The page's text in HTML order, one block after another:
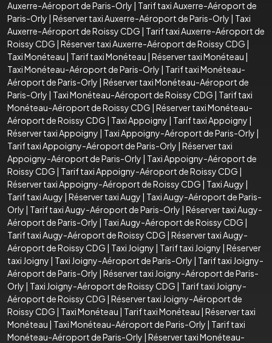
Auxerre-Aéroport de Paris-Orly | Tarif taxi Auxerre-Aéroport de
Paris-Orly | Réserver taxi Auxerre-Aéroport de Paris-Orly | Taxi
Auxerre-Aéroport de Roissy CDG | Tarif taxi Auxerre-Aéroport de
Roissy CDG | Réserver taxi Auxerre-Aéroport de Roissy CDG |
Taxi Monéteau | Tarif taxi Monéteau | Réserver taxi Monéteau |
Taxi Monéteau-Aéroport de Paris-Orly | Tarif taxi Monéteau-
Aéroport de Paris-Orly | Réserver taxi Monéteau-Aéroport de
Paris-Orly | Taxi Monéteau-Aéroport de Roissy CDG | Tarif taxi
Monéteau-Aéroport de Roissy CDG | Réserver taxi Monéteau-
Aéroport de Roissy CDG | Taxi Appoigny | Tarif taxi Appoigny |
Réserver taxi Appoigny | Taxi Appoigny-Aéroport de Paris-Orly |
Tarif taxi Appoigny-Aéroport de Paris-Orly | Réserver taxi
Appoigny-Aéroport de Paris-Orly | Taxi Appoigny-Aéroport de
Roissy CDG | Tarif taxi Appoigny-Aéroport de Roissy CDG |
Réserver taxi Appoigny-Aéroport de Roissy CDG | Taxi Augy |
Tarif taxi Augy | Réserver taxi Augy | Taxi Augy-Aéroport de Paris-
Orly | Tarif taxi Augy-Aéroport de Paris-Orly | Réserver taxi Augy-
Aéroport de Paris-Orly | Taxi Augy-Aéroport de Roissy CDG |
Tarif taxi Augy-Aéroport de Roissy CDG | Réserver taxi Augy-
Aéroport de Roissy CDG | Taxi Joigny | Tarif taxi Joigny | Réserver
taxi Joigny | Taxi Joigny-Aéroport de Paris-Orly | Tarif taxi Joigny-
Aéroport de Paris-Orly | Réserver taxi Joigny-Aéroport de Paris-
Orly | Taxi Joigny-Aéroport de Roissy CDG | Tarif taxi Joigny-
Aéroport de Roissy CDG | Réserver taxi Joigny-Aéroport de
Roissy CDG | Taxi Monéteau | Tarif taxi Monéteau | Réserver taxi
Monéteau | Taxi Monéteau-Aéroport de Paris-Orly | Tarif taxi
Monéteau-Aéroport de Paris-Orly | Réserver taxi Monéteau-